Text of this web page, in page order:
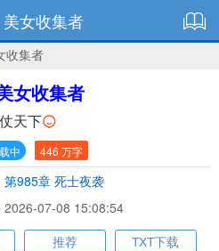
女收集者
收集者
女收集者
天下
中 446 万字
第985章 死士夜袭
2026-07-08 15:08:54
推荐 TXT下载